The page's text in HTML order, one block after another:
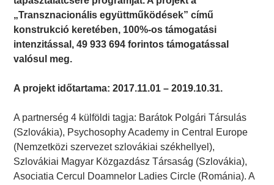
„Transznacionális együttműködések” című
konstrukció keretében, 100%-os támogatási
intenzitással, 49 933 694 ​forintos támogatással
valósul meg.
A projekt időtartama: 2017.11.01 – 2019.10.31.
A partnerség 4 külföldi tagja: Barátok Polgári Társulás
(Szlovákia), Psychosophy Academy in Central Europe
(Nemzetközi szervezet szlovákiai székhellyel),
Szlovákiai Magyar Közgazdász Társaság (Szlovákia),
Asociatia Cercul Doamnelor Ladies Circle (Románia). A